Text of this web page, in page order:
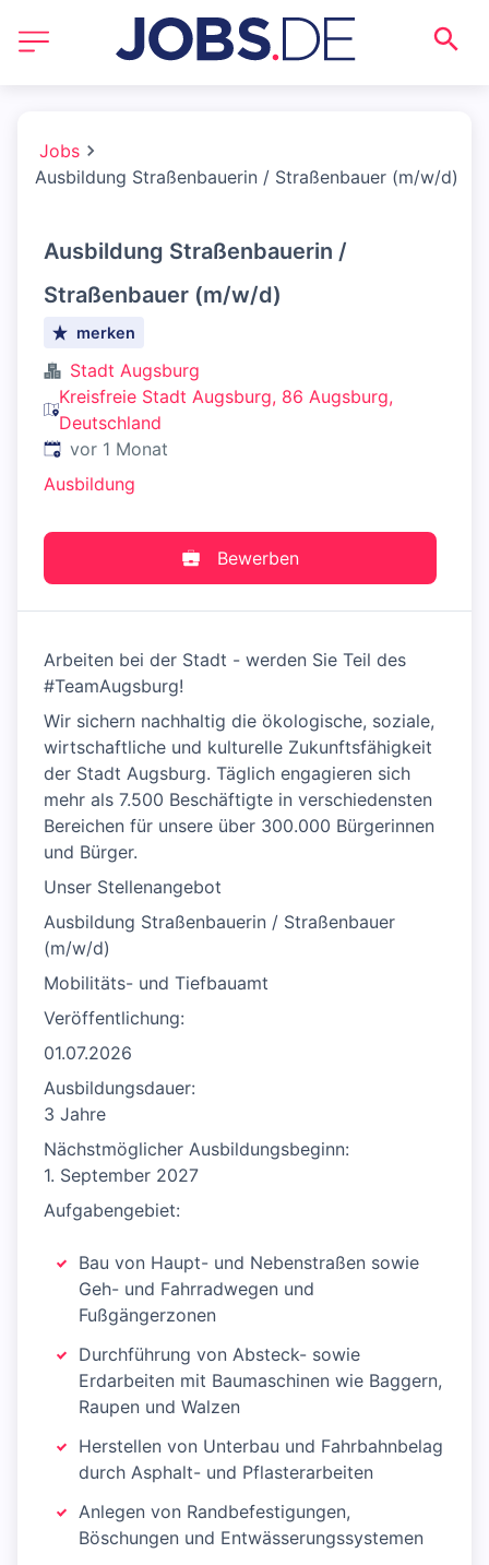
Jobs
Ausbildung Straßenbauerin / Straßenbauer (m/w/d)
Ausbildung Straßenbauerin /
Straßenbauer (m/w/d)
merken
Stadt Augsburg
Kreisfreie Stadt Augsburg, 86 Augsburg,
Deutschland
Veröffentlicht:
vor 1 Monat
Ausbildung
Bewerben
Arbeiten bei der Stadt - werden Sie Teil des
#TeamAugsburg!
Wir sichern nachhaltig die ökologische, soziale,
wirtschaftliche und kulturelle Zukunftsfähigkeit
der Stadt Augsburg. Täglich engagieren sich
mehr als 7.500 Beschäftigte in verschiedensten
Bereichen für unsere über 300.000 Bürgerinnen
und Bürger.
Unser Stellenangebot
Ausbildung Straßenbauerin / Straßenbauer
(m/w/d)
Mobilitäts- und Tiefbauamt
Veröffentlichung:
01.07.2026
Ausbildungsdauer:
3 Jahre
Nächstmöglicher Ausbildungsbeginn:
1. September 2027
Aufgabengebiet:
Bau von Haupt- und Nebenstraßen sowie
Geh- und Fahrradwegen und
Fußgängerzonen
Durchführung von Absteck- sowie
Erdarbeiten mit Baumaschinen wie Baggern,
Raupen und Walzen
Herstellen von Unterbau und Fahrbahnbelag
durch Asphalt- und Pflasterarbeiten
Anlegen von Randbefestigungen,
Böschungen und Entwässerungssystemen